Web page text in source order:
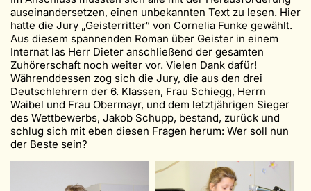
auseinandersetzen, einen unbekannten Text zu lesen. Hier
hatte die Jury „Geisterritter“ von Cornelia Funke gewählt.
Aus diesem spannenden Roman über Geister in einem
Internat las Herr Dieter anschließend der gesamten
Zuhörerschaft noch weiter vor. Vielen Dank dafür!
Währenddessen zog sich die Jury, die aus den drei
Deutschlehrern der 6. Klassen, Frau Schiegg, Herrn
Waibel und Frau Obermayr, und dem letztjährigen Sieger
des Wettbewerbs, Jakob Schupp, bestand, zurück und
schlug sich mit eben diesen Fragen herum: Wer soll nun
der Beste sein?